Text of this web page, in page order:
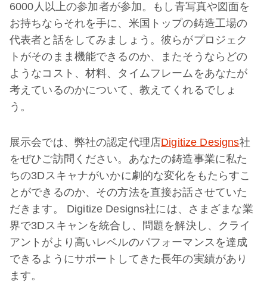
6000人以上の参加者が参加。もし青写真や図面を
お持ちならそれを手に、米国トップの鋳造工場の
代表者と話をしてみましょう。彼らがプロジェク
トがそのまま機能できるのか、またそうならどの
ようなコスト、材料、タイムフレームをあなたが
考えているのかについて、教えてくれるでしょ
う。
展示会では、弊社の認定代理店Digitize Designs社
をぜひご訪問ください。あなたの鋳造事業に私た
ちの3Dスキャナがいかに劇的な変化をもたらすこ
とができるのか、その方法を直接お話させていた
だきます。 Digitize Designs社には、さまざまな業
界で3Dスキャンを統合し、問題を解決し、クライ
アントがより高いレベルのパフォーマンスを達成
できるようにサポートしてきた長年の実績があり
ます。